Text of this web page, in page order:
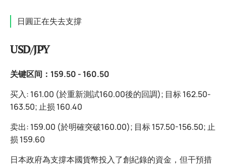
日圓正在失去支撐
USD/JPY
关键区间：159.50 - 160.50
买入: 161.00 (於重新測試160.00後的回調); 目标 162.50-
163.50; 止损 160.40
卖出: 159.00 (於明確突破160.00); 目标 157.50-156.50; 止
损 159.60
日本政府為支撐本國貨幣投入了創紀錄的資金，但干預措